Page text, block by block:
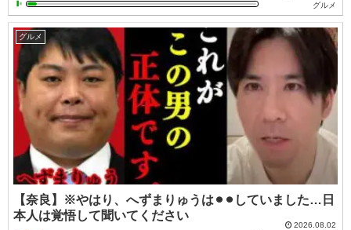
グルメ
グルメ
【奈良】※やはり、へずまりゅうは⚫︎⚫︎していました…日
本人は覚悟して聞いてください
2026.08.02